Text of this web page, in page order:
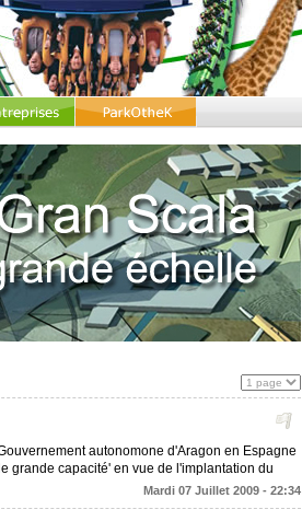
autonomone d'Aragon en Espagne
grande capacité' en vue de l'implantation du
Mardi 07 Juillet 2009 - 22:34